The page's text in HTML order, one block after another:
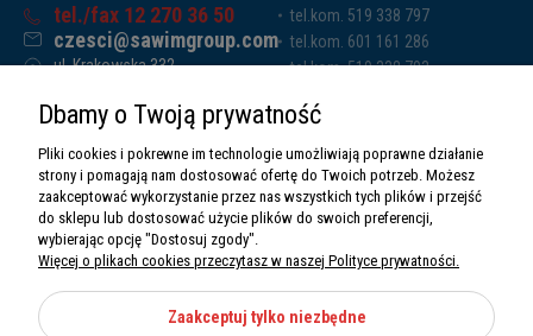
tel./fax 12 270 36 50
czesci@sawimgroup.com
ul. Krakowska 332,
Sawim Group Mariusz Zdyb sp. k.
NIP: 5130284470
REGON: 5246591010
tel.kom. 519 338 797
tel.kom. 601 161 286
tel.kom. 519 338 793
O nas
Informacje
Dbamy o Twoją prywatność
Pliki cookies i pokrewne im technologie umożliwiają poprawne działanie
strony i pomagają nam dostosować ofertę do Twoich potrzeb. Możesz
zaakceptować wykorzystanie przez nas wszystkich tych plików i przejść
do sklepu lub dostosować użycie plików do swoich preferencji,
wybierając opcję "Dostosuj zgody".
Więcej o plikach cookies przeczytasz w naszej Polityce prywatności.
Zaakceptuj tylko niezbędne